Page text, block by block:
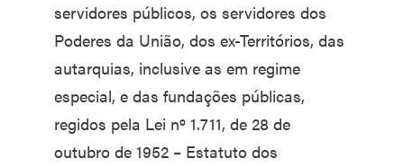
servidores públicos, os servidores dos
Poderes da União, dos ex-Territórios, das
autarquias, inclusive as em regime
especial, e das fundações públicas,
regidos pela Lei nº 1.711, de 28 de
outubro de 1952 – Estatuto dos